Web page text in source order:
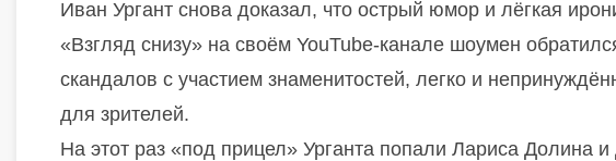
Иван Ургант снова доказал, что острый юмор и лёгкая
«Взгляд снизу» на своём YouTube-канале шоумен
скандалов с участием знаменитостей, легко и
для зрителей.
На этот раз «под прицел» Урганта попали Лариса Долина